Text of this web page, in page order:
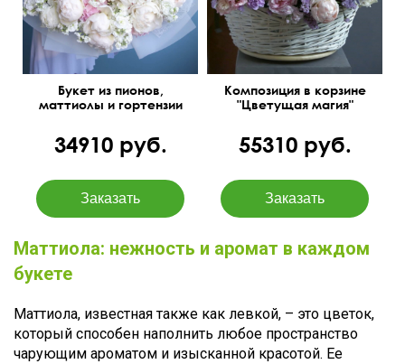
Букет из пионов,
маттиолы и гортензии
34910 руб.
Композиция в корзине
"Цветущая магия"
55310 руб.
Маттиола: нежность и аромат в каждом
букете
Маттиола, известная также как левкой, – это цветок,
который способен наполнить любое пространство
чарующим ароматом и изысканной красотой. Ее